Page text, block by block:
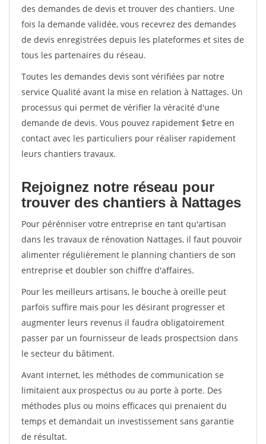
des demandes de devis et trouver des chantiers. Une
fois la demande validée, vous recevrez des demandes
de devis enregistrées depuis les plateformes et sites de
tous les partenaires du réseau.
Toutes les demandes devis sont vérifiées par notre
service Qualité avant la mise en relation à Nattages. Un
processus qui permet de vérifier la véracité d'une
demande de devis. Vous pouvez rapidement $etre en
contact avec les particuliers pour réaliser rapidement
leurs chantiers travaux.
Rejoignez notre réseau pour
trouver des chantiers à Nattages
Pour pérénniser votre entreprise en tant qu'artisan
dans les travaux de rénovation Nattages, il faut pouvoir
alimenter régulièrement le planning chantiers de son
entreprise et doubler son chiffre d'affaires.
Pour les meilleurs artisans, le bouche à oreille peut
parfois suffire mais pour les désirant progresser et
augmenter leurs revenus il faudra obligatoirement
passer par un fournisseur de leads prospectsion dans
le secteur du bâtiment.
Avant internet, les méthodes de communication se
limitaient aux prospectus ou au porte à porte. Des
méthodes plus ou moins efficaces qui prenaient du
temps et demandait un investissement sans garantie
de résultat.